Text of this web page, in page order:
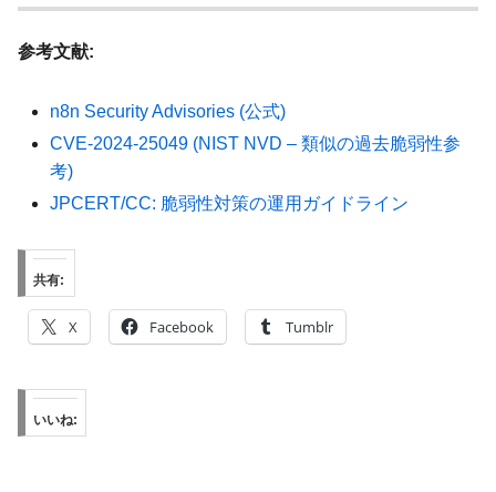
参考文献:
n8n Security Advisories (公式)
CVE-2024-25049 (NIST NVD – 類似の過去脆弱性参
考)
JPCERT/CC: 脆弱性対策の運用ガイドライン
共有:
X Facebook Tumblr
いいね: